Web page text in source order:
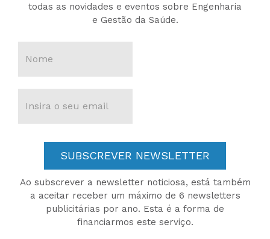
todas as novidades e eventos sobre Engenharia
e Gestão da Saúde.
SUBSCREVER NEWSLETTER
Ao subscrever a newsletter noticiosa, está também
a aceitar receber um máximo de 6 newsletters
publicitárias por ano. Esta é a forma de
financiarmos este serviço.